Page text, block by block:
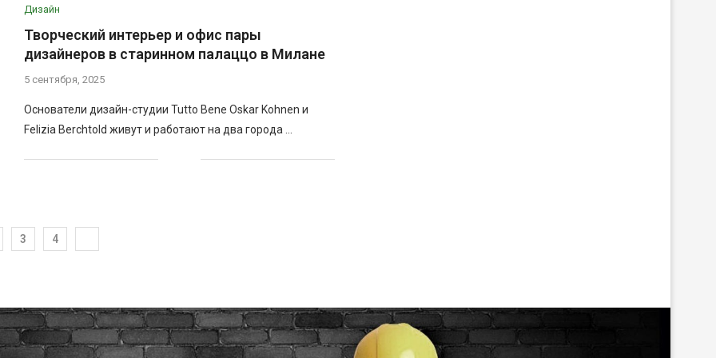
Дизайн
Творческий интерьер и офис пары
дизайнеров в старинном палаццо в Милане
5 сентября, 2025
Основатели дизайн-студии Tutto Bene Oskar Kohnen и
Felizia Berchtold живут и работают на два города …
3 4